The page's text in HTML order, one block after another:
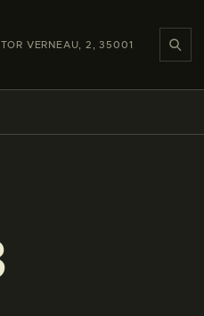
VERNEAU, 2, 35001